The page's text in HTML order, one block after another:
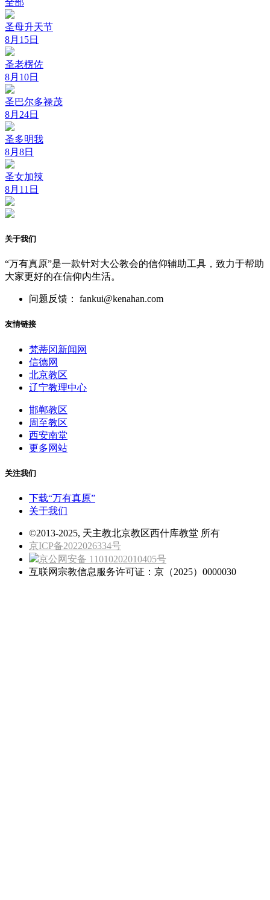
全部
圣母升天节
8月15日
圣老楞佐
8月10日
圣巴尔多禄茂
8月24日
圣多明我
8月8日
圣女加辣
8月11日
关于我们
“万有真原”是一款针对大公教会的信仰辅助工具，致力于帮助
大家更好的在信仰内生活。
问题反馈： fankui@kenahan.com
友情链接
梵蒂冈新闻网
信德网
北京教区
辽宁教理中心
邯郸教区
周至教区
西安南堂
更多网站
关注我们
下载“万有真原”
关于我们
©2013-2025, 天主教北京教区西什库教堂 所有
京ICP备2022026334号
京公网安备 11010202010405号
互联网宗教信息服务许可证：京（2025）0000030